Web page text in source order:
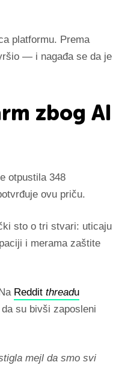
platformu. Prema
— i nagađa se da je
zbog AI
otpustila 348
ovu priču.
sto o tri stvari: uticaju
i merama zaštite
Reddit threadu
su bivši zaposleni
mejl da smo svi